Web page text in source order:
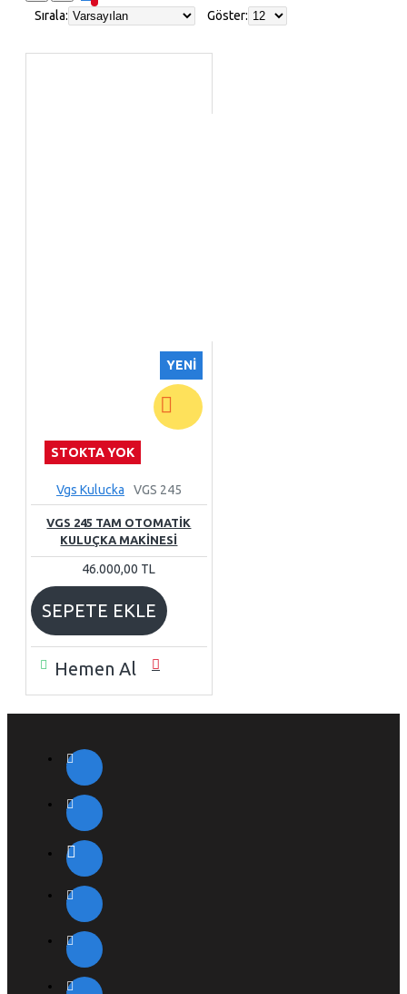
Sırala:
Göster:
YENI
STOKTA YOK
Vgs Kulucka VGS 245
VGS 245 TAM OTOMATİK
KULUÇKA MAKİNESİ
46.000,00 TL
SEPETE EKLE
Hemen Al